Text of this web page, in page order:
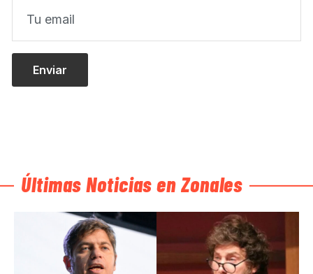
Últimas Noticias en Zonales